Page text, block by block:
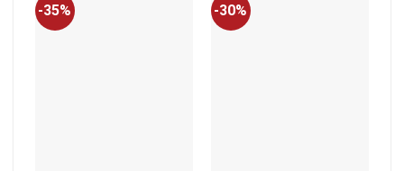
-35% -30%